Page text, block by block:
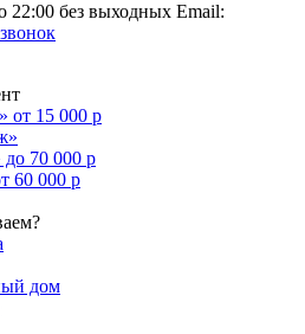
22:00 без выходных Email:
от 15 000 р
до 70 000 р
60 000 р
дом